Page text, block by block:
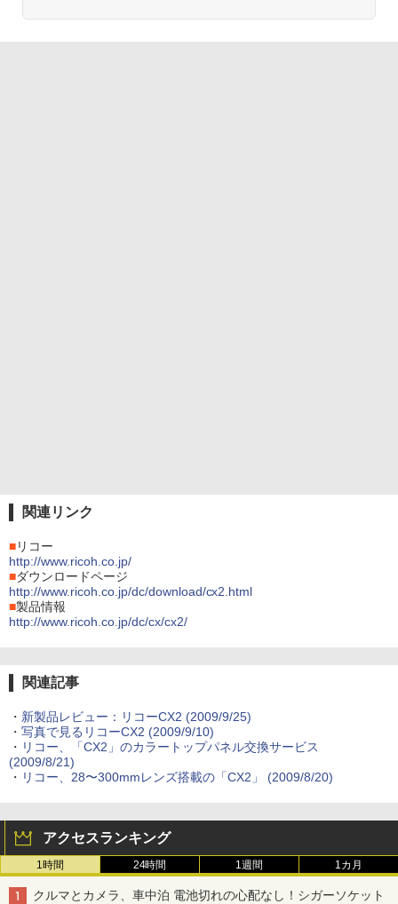
関連リンク
■リコー
http://www.ricoh.co.jp/
■ダウンロードページ
http://www.ricoh.co.jp/dc/download/cx2.html
■製品情報
http://www.ricoh.co.jp/dc/cx/cx2/
関連記事
・ 新製品レビュー：リコーCX2 (2009/9/25)
・ 写真で見るリコーCX2 (2009/9/10)
・ リコー、「CX2」のカラートップパネル交換サービス
(2009/8/21)
・ リコー、28〜300mmレンズ搭載の「CX2」 (2009/8/20)
アクセスランキング
1時間 24時間 1週間 1カ月
クルマとカメラ、車中泊 電池切れの心配なし！シガーソケット